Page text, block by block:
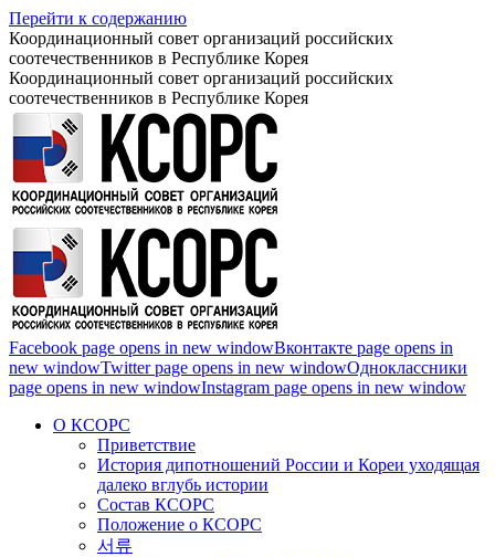
Перейти к содержанию
Координационный совет организаций российских
соотечественников в Республике Корея
Координационный совет организаций российских
соотечественников в Республике Корея
Facebook page opens in new windowВконтакте page opens in
new windowTwitter page opens in new windowОдноклассники
page opens in new windowInstagram page opens in new window
О КСОРС
Приветствие
История дипотношений России и Кореи уходящая
далеко вглубь истории
Состав КСОРС
Положение о КСОРС
서류